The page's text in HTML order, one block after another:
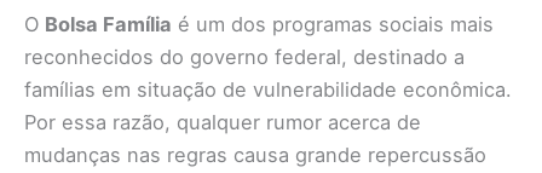
O Bolsa Família é um dos programas sociais mais
reconhecidos do governo federal, destinado a
famílias em situação de vulnerabilidade econômica.
Por essa razão, qualquer rumor acerca de
mudanças nas regras causa grande repercussão